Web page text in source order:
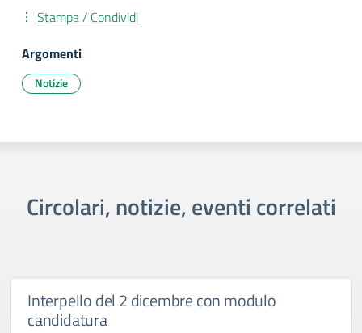
Stampa / Condividi
Argomenti
Notizie
Circolari, notizie, eventi correlati
Interpello del 2 dicembre con modulo
candidatura